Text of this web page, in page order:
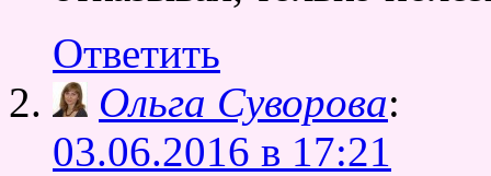
Ответить
Ольга Суворова:
03.06.2016 в 17:21